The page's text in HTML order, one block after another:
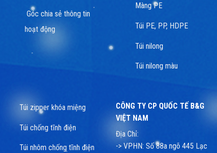
Góc chia sẻ thông tin
hoạt động
Màng PE
Túi PE, PP, HDPE
Túi nilong
Túi nilong màu
Túi zipper khóa miệng
Túi chống tĩnh điện
Túi nhôm chống tĩnh điện
CÔNG TY CP QUỐC TẾ B&G
VIỆT NAM
Địa Chỉ:
-> VPHN: Số 88a ngõ 445 Lạc